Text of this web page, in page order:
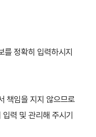
를 정확히 입력하시지
책임을 지지 않으므로
력 및 관리해 주시기